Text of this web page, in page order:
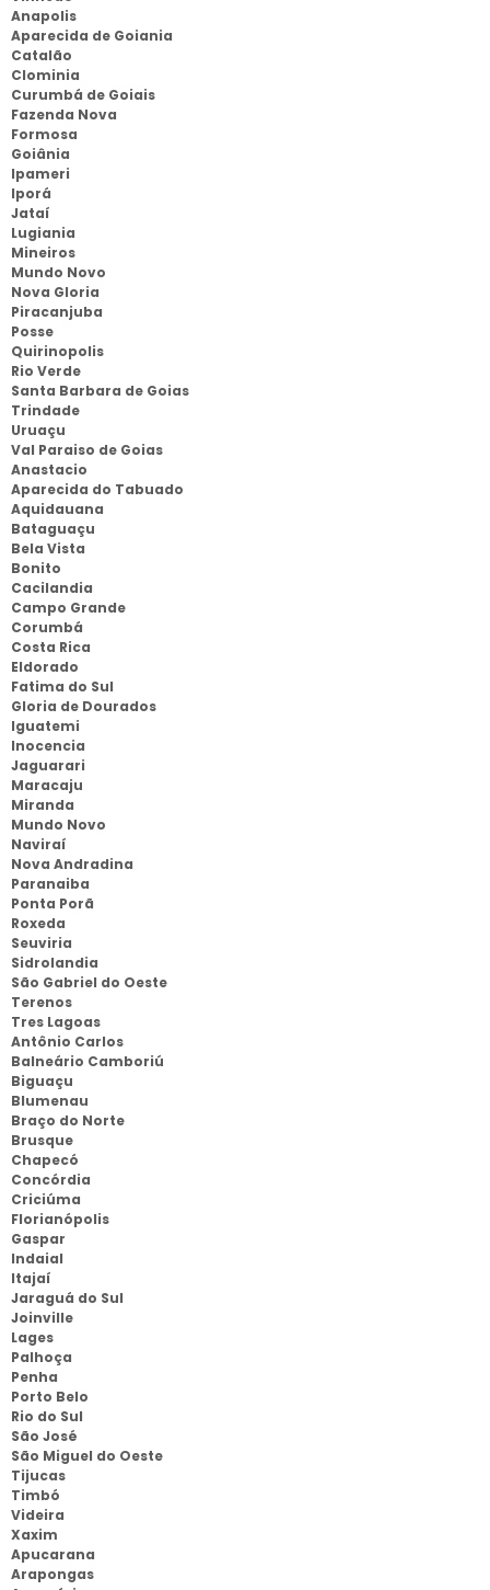
Anapolis
Aparecida de Goiania
Catalão
Clominia
Curumbá de Goiais
Fazenda Nova
Formosa
Goiânia
Ipameri
Iporá
Jataí
Lugiania
Mineiros
Mundo Novo
Nova Gloria
Piracanjuba
Posse
Quirinopolis
Rio Verde
Santa Barbara de Goias
Trindade
Uruaçu
Val Paraiso de Goias
Anastacio
Aparecida do Tabuado
Aquidauana
Bataguaçu
Bela Vista
Bonito
Cacilandia
Campo Grande
Corumbá
Costa Rica
Eldorado
Fatima do Sul
Gloria de Dourados
Iguatemi
Inocencia
Jaguarari
Maracaju
Miranda
Mundo Novo
Naviraí
Nova Andradina
Paranaiba
Ponta Porã
Roxeda
Seuviria
Sidrolandia
São Gabriel do Oeste
Terenos
Tres Lagoas
Antônio Carlos
Balneário Camboriú
Biguaçu
Blumenau
Braço do Norte
Brusque
Chapecó
Concórdia
Criciúma
Florianópolis
Gaspar
Indaial
Itajaí
Jaraguá do Sul
Joinville
Lages
Palhoça
Penha
Porto Belo
Rio do Sul
São José
São Miguel do Oeste
Tijucas
Timbó
Videira
Xaxim
Apucarana
Arapongas